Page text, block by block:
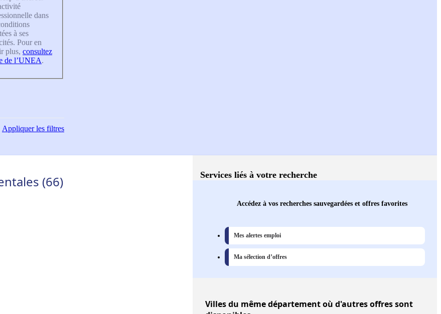
dans
à ses
Pour en
plus, consultez
de l’UNEA.
Appliquerles filtres
(66) Services liés à votre recherche
Accédez à vos recherches sauvegardées et offres favorites
Mes alertes emploi
Ma sélection d’offres
Villesdu même département où d'autres offres sont